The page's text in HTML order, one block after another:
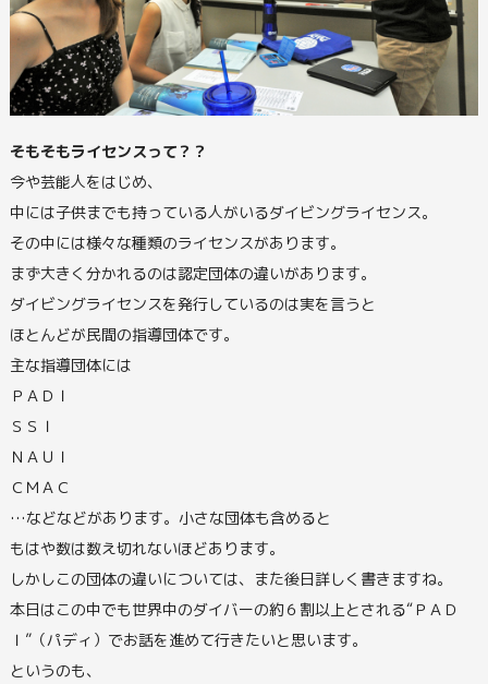
そもそもライセンスって？？
今や芸能人をはじめ、
中には子供までも持っている人がいるダイビングライセンス。
その中には様々な種類のライセンスがあります。
まず大きく分かれるのは認定団体の違いがあります。
ダイビングライセンスを発行しているのは実を言うと
ほとんどが民間の指導団体です。
主な指導団体には
ＰＡＤＩ
ＳＳＩ
ＮＡＵＩ
ＣＭＡＣ
…などなどがあります。小さな団体も含めると
もはや数は数え切れないほどあります。
しかしこの団体の違いについては、また後日詳しく書きますね。
本日はこの中でも世界中のダイバーの約６割以上とされる“ＰＡＤ
Ｉ”（パディ）でお話を進めて行きたいと思います。
というのも、